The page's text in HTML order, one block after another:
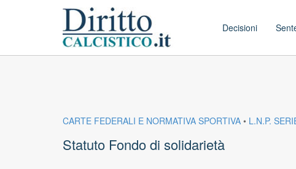
Main menu Decisioni
CARTE FEDERALI E NORMATIVA SPORTIVA • L.N.P.
Statuto Fondo di solidarietà